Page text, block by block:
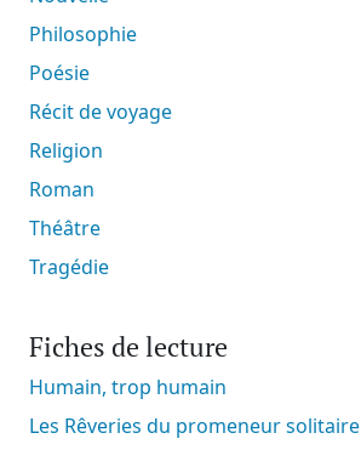
Philosophie
Poésie
Récit de voyage
Religion
Roman
Théâtre
Tragédie
Fiches de lecture
Humain, trop humain
Les Rêveries du promeneur solitaire